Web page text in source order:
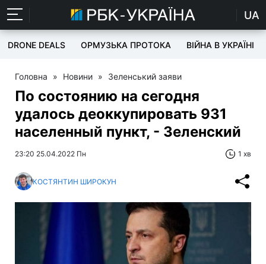
UA
DRONE DEALS ОРМУЗЬКА ПРОТОКА ВІЙНА В УКРАЇНІ
Головна » Новини » Зеленський заяви
По состоянию на сегодня
удалось деоккупировать 931
населенный пункт, - Зеленский
23:20 25.04.2022 Пн 1 хв
КОСТЯНТИН ШИРОКУН